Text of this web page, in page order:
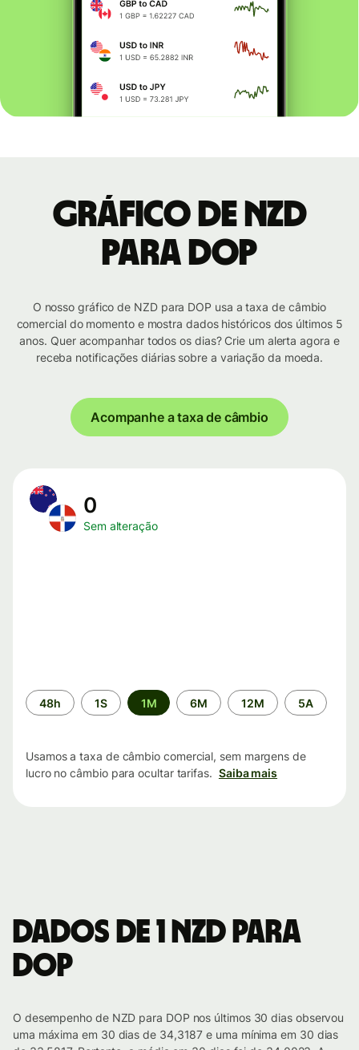
Gráfico de NZD
para DOP
O nosso gráfico de NZD para DOP usa a taxa de câmbio
comercial do momento e mostra dados históricos dos últimos 5
anos. Quer acompanhar todos os dias? Crie um alerta agora e
receba notificações diárias sobre a variação da moeda.
Acompanhe a taxa de câmbio
0
Sem alteração
Período
de
48h 1S 1M 6M 12M 5A
Usamos a taxa de câmbio comercial, sem margens de
lucro no câmbio para ocultar tarifas. Saiba mais
Dados de 1 NZD para
DOP
O desempenho de NZD para DOP nos últimos 30 dias observou
uma máxima em 30 dias de 34,3187 e uma mínima em 30 dias